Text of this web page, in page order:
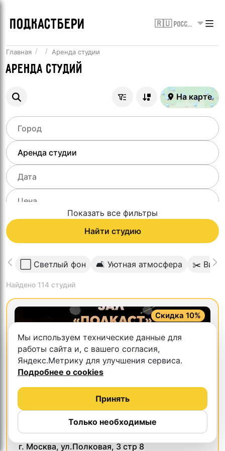
ПОДКАСТБЕРИ 🇷🇺 Россия
Главная Аренда студии
Аренда студий
На карте
Показать все фильтры
Найти студию
⬜️ Светлый фон 🛋 Уютная атмосфера ✂️
Найдено 114 студий
Скидка 10%
Пространство 5.0
г. Москва, ул.Полковая, 3 стр 8
Мы используем технические данные для
работы сайта и, с вашего согласия,
Яндекс.Метрику для улучшения сервиса.
Подробнее о cookies
Только необходимые
Принять